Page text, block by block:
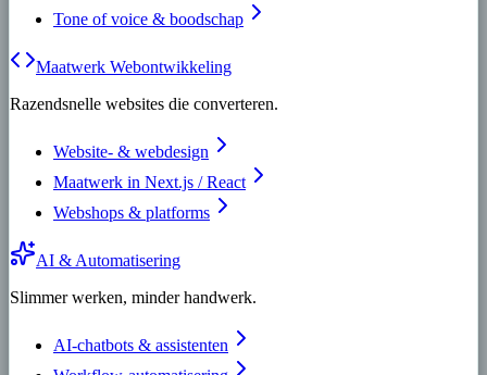
Tone of voice & boodschap
Maatwerk Webontwikkeling
Razendsnelle websites die converteren.
Website- & webdesign
Maatwerk in Next.js / React
Webshops & platforms
AI & Automatisering
Slimmer werken, minder handwerk.
AI-chatbots & assistenten